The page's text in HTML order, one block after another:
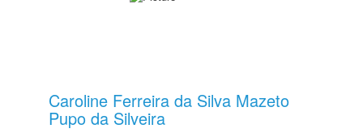
Caroline Ferreira da Silva Mazeto
Pupo da Silveira